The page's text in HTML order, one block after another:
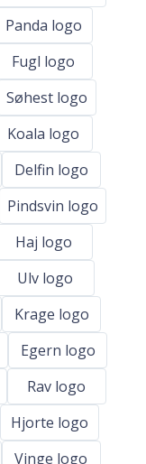
Panda logo
Fugl logo
Søhest logo
Koala logo
Delfin logo
Pindsvin logo
Haj logo
Ulv logo
Krage logo
Egern logo
Rav logo
Hjorte logo
Vinge logo